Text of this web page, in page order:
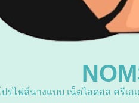
รไฟล์นางแบบ เน็ตไอดอล ครีเ